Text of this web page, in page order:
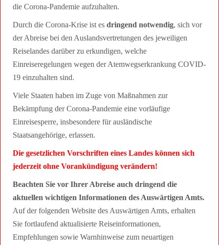
die Corona-Pandemie aufzuhalten.
Durch die Corona-Krise ist es dringend notwendig, sich vor
der Abreise bei den Auslandsvertretungen des jeweiligen
Reiselandes darüber zu erkundigen, welche
Einreiseregelungen wegen der Atemwegserkrankung COVID-
19 einzuhalten sind.
Viele Staaten haben im Zuge von Maßnahmen zur
Bekämpfung der Corona-Pandemie eine vorläufige
Einreisesperre, insbesondere für ausländische
Staatsangehörige, erlassen.
Die gesetzlichen Vorschriften eines Landes können sich
jederzeit ohne Vorankündigung verändern!
Beachten Sie vor Ihrer Abreise auch dringend die
aktuellen wichtigen Informationen des Auswärtigen Amts.
Auf der folgenden Website des Auswärtigen Amts, erhalten
Sie fortlaufend aktualisierte Reiseinformationen,
Empfehlungen sowie Warnhinweise zum neuartigen